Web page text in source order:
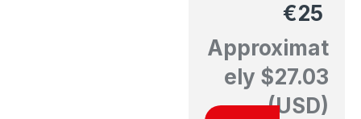
€25
Approximat
ely $27.03
(USD)